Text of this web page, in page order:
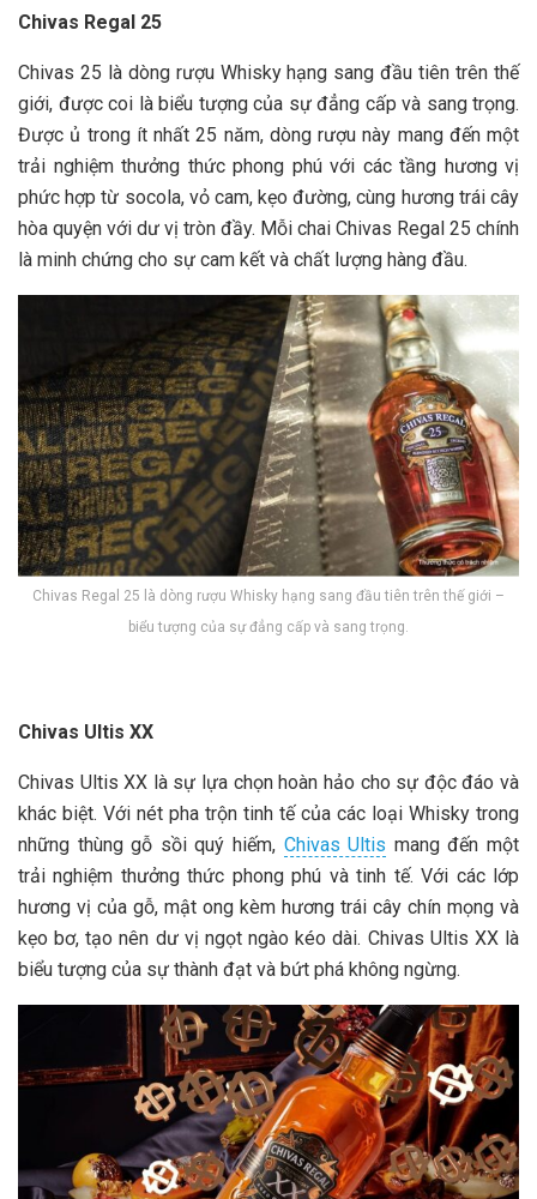
Chivas Regal 25
Chivas 25 là dòng rượu Whisky hạng sang đầu tiên trên thế
giới, được coi là biểu tượng của sự đẳng cấp và sang trọng.
Được ủ trong ít nhất 25 năm, dòng rượu này mang đến một
trải nghiệm thưởng thức phong phú với các tầng hương vị
phức hợp từ socola, vỏ cam, kẹo đường, cùng hương trái cây
hòa quyện với dư vị tròn đầy. Mỗi chai Chivas Regal 25 chính
là minh chứng cho sự cam kết và chất lượng hàng đầu.
Chivas Regal 25 là dòng rượu Whisky hạng sang đầu tiên trên thế giới –
biểu tượng của sự đẳng cấp và sang trọng.
Chivas Ultis XX
Chivas Ultis XX là sự lựa chọn hoàn hảo cho sự độc đáo và
khác biệt. Với nét pha trộn tinh tế của các loại Whisky trong
những thùng gỗ sồi quý hiếm, Chivas Ultis mang đến một
trải nghiệm thưởng thức phong phú và tinh tế. Với các lớp
hương vị của gỗ, mật ong kèm hương trái cây chín mọng và
kẹo bơ, tạo nên dư vị ngọt ngào kéo dài. Chivas Ultis XX là
biểu tượng của sự thành đạt và bứt phá không ngừng.